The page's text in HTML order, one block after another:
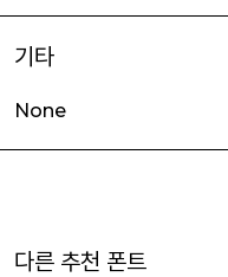
기타
None
다른 추천 폰트